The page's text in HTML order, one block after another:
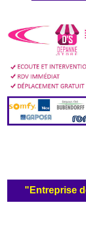
"Entreprise